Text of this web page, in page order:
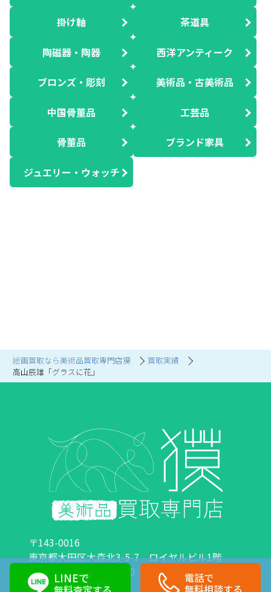
LINEで 電話で
無料相談する
絵画買取なら美術品買取専門店獏
買取実績
高山辰雄「グラスに花」
掛け軸 茶道具
陶磁器・陶器 西洋アンティーク
ブロンズ・彫刻 美術品・古美術品
中国骨董品 工芸品
骨董品 ブランド家具
ジュエリー・ウォッチ
〒143-0016
東京都大田区大森北3-5-7 ロイヤルビル1階
営業時間：10:00～18:00 定休日：日曜日・祝日
0120-89-0007 03-6423-1033